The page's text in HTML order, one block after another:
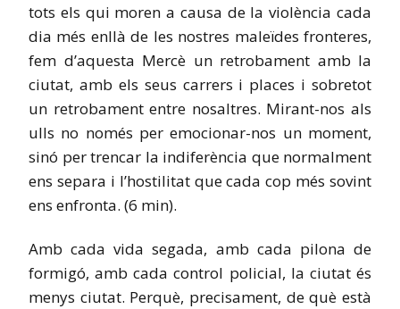
tots els qui moren a causa de la violència cada
dia més enllà de les nostres maleïdes fronteres,
fem d’aquesta Mercè un retrobament amb la
ciutat, amb els seus carrers i places i sobretot
un retrobament entre nosaltres. Mirant-nos als
ulls no només per emocionar-nos un moment,
sinó per trencar la indiferència que normalment
ens separa i l’hostilitat que cada cop més sovint
ens enfronta. (6 min).
Amb cada vida segada, amb cada pilona de
formigó, amb cada control policial, la ciutat és
menys ciutat. Perquè, precisament, de què està